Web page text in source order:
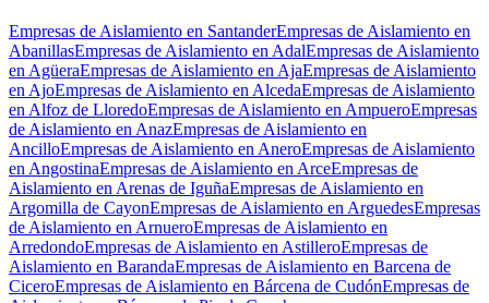
Empresas de Aislamiento en SantanderEmpresas de Aislamiento en
AbanillasEmpresas de Aislamiento en AdalEmpresas de Aislamiento
en AgüeraEmpresas de Aislamiento en AjaEmpresas de Aislamiento
en AjoEmpresas de Aislamiento en AlcedaEmpresas de Aislamiento
en Alfoz de LloredoEmpresas de Aislamiento en AmpueroEmpresas
de Aislamiento en AnazEmpresas de Aislamiento en
AncilloEmpresas de Aislamiento en AneroEmpresas de Aislamiento
en AngostinaEmpresas de Aislamiento en ArceEmpresas de
Aislamiento en Arenas de IguñaEmpresas de Aislamiento en
Argomilla de CayonEmpresas de Aislamiento en ArguedesEmpresas
de Aislamiento en ArnueroEmpresas de Aislamiento en
ArredondoEmpresas de Aislamiento en AstilleroEmpresas de
Aislamiento en BarandaEmpresas de Aislamiento en Barcena de
CiceroEmpresas de Aislamiento en Bárcena de CudónEmpresas de